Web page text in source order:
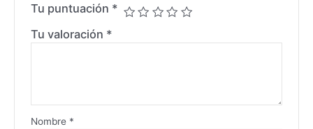
Tu puntuación *
Tu valoración *
Nombre *